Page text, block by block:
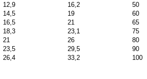
12,9 16,2
50
14,5 19
60
16,5 21
65
18,3 23,1
75
21 26
80
23,5 29,5
90
26,4 33,2 100